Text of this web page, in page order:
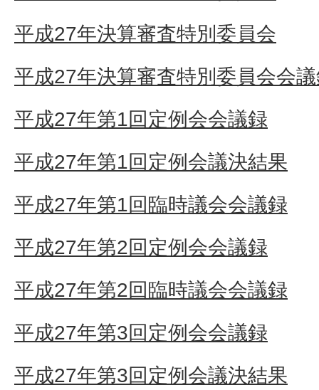
平成27年決算審査特別委員会
平成27年決算審査特別委員会会
平成27年第1回定例会会議録
平成27年第1回定例会議決結果
平成27年第1回臨時議会会議録
平成27年第2回定例会会議録
平成27年第2回臨時議会会議録
平成27年第3回定例会会議録
平成27年第3回定例会議決結果